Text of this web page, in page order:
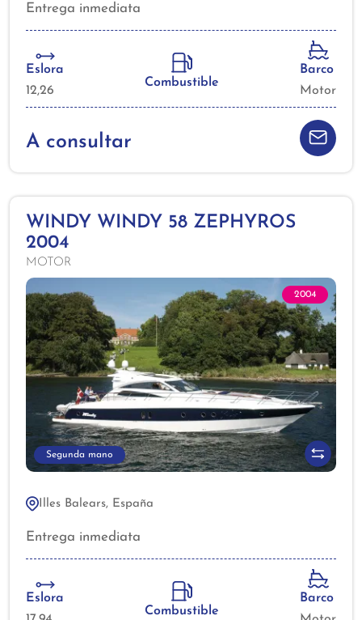
A consultar
Entrega inmediata
Eslora
12,26
Combustible
Barco
Motor
2004
Segunda mano
WINDY WINDY 58 ZEPHYROS
2004
MOTOR
Illes Balears, España
Entrega inmediata
Eslora
Combustible
Barco